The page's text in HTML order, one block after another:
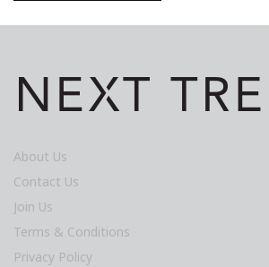
About Us
Contact Us
Join Us
Terms & Conditions
Privacy Policy